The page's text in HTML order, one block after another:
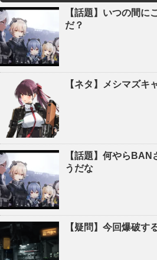
【話題】いつの間に
だ？
【ネタ】メシマズキ
【話題】何やらBAN
うだな
【疑問】今回爆破す